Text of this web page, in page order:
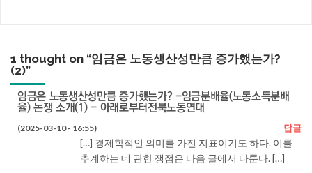
1 thought on “임금은 노동생산성만큼 증가했는가?
(2)”
임금은 노동생산성만큼 증가했는가? -임금분배율(노동소득분배
율) 논쟁 소개(1) - 아래로부터전북노동연대
(2025-03-10 - 16:55) 답글
[…] 경제학적인 의미를 가진 지표이기도 하다. 이를
추계하는 데 관한 쟁점은 다음 글에서 다룬다. […]